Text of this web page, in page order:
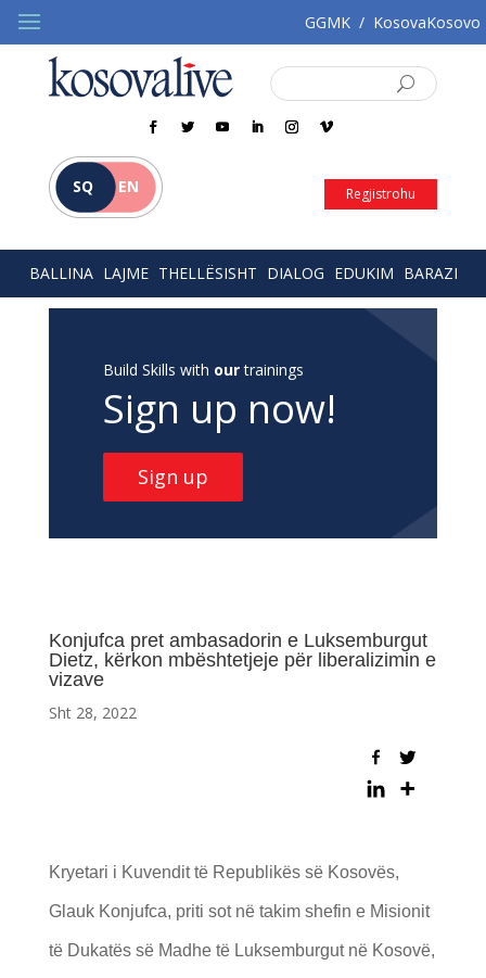
GGMK / KosovaKosovo
SQ EN Regjistrohu
BALLINA LAJME THELLËSISHT DIALOG EDUKIM BARAZI
Build Skills with ourtrainings
Sign up now!
Sign up
Konjufca pret ambasadorin e Luksemburgut
Dietz, kërkon mbështetjeje për liberalizimin e
vizave
Sht 28, 2022
Kryetari i Kuvendit të Republikës së Kosovës,
Glauk Konjufca, priti sot në takim shefin e Misionit
të Dukatës së Madhe të Luksemburgut në Kosovë,